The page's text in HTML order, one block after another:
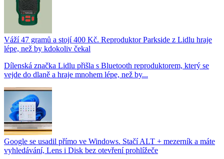
Váží 47 gramů a stojí 400 Kč. Reproduktor Parkside z Lidlu hraje
lépe, než by kdokoliv čekal
Dílenská značka Lidlu přišla s Bluetooth reproduktorem, který se
vejde do dlaně a hraje mnohem lépe, než by...
Google se usadil přímo ve Windows. Stačí ALT + mezerník a máte
vyhledávání, Lens i Disk bez otevření prohlížeče